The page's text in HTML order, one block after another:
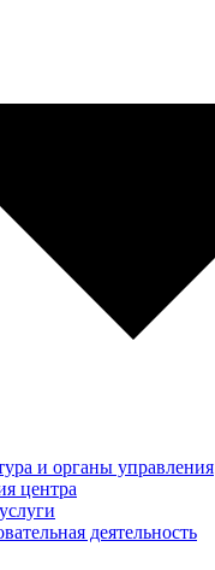
и органы управления
центра
деятельность